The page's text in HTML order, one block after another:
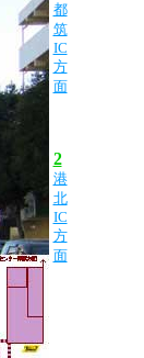
都
筑
IC
方
面
2
港
北
IC
方
面